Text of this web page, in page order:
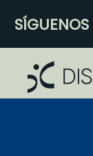
SÍGUENOS